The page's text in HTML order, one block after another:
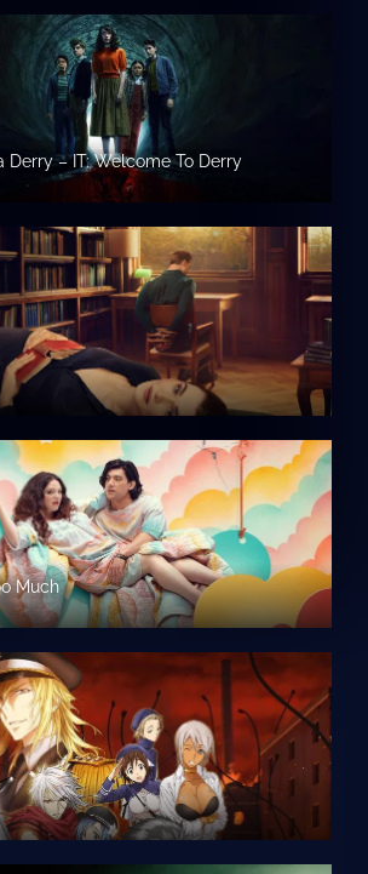
Derry – IT: Welcome To Derry
Much